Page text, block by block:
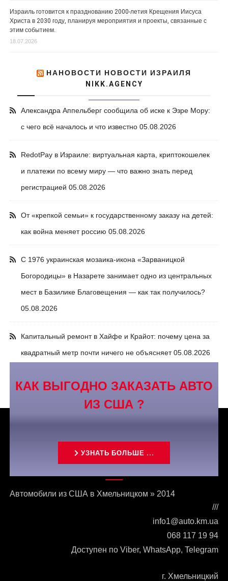
Израиль готовится к празднованию 2000-летия Крещения Иисуса
Христа в 2030 году, планируя мероприятия и проекты, связанные с
этим событием.
18.07.2026
НАНОВОСТИ НОВОСТИ ИЗРАИЛЯ
NIKK.AGENCY
Александра Аппельберг сообщила об иске к Эзре Мору:
с чего всё началось и что известно 05.08.2026
RedotPay в Израиле: виртуальная карта, криптокошелек
и платежи по всему миру — что важно знать перед
регистрацией 05.08.2026
От «крепкой семьи» к государственному заказу на детей:
как война меняет россию 05.08.2026
С 1976 украинская мозаика-икона «Зарваницкой
Богородицы» в Назарете занимает одно из центральных
мест в Базилике Благовещения — как так получилось?
05.08.2026
Капитальный ремонт в Хайфе и Крайот: почему цена за
квадратный метр почти ничего не объясняет 05.08.2026
КАК ВЫГОДНО ЗАКАЗАТЬ АВТО
ИЗ США ?
УЗНАТЬ БОЛЬШЕ ...
Связаться с нами
Автомобили из США в Хмельницком » 2014
///
info1@auto.km.ua
068 117 19 94
Доступен по Viber, WhatsApp, Telegram
г. Хмельницкий